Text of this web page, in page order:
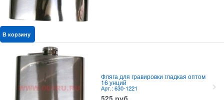
В корзину
Фляга для гравировки гладкая оптом
16 унций
Арт.: 630-1221